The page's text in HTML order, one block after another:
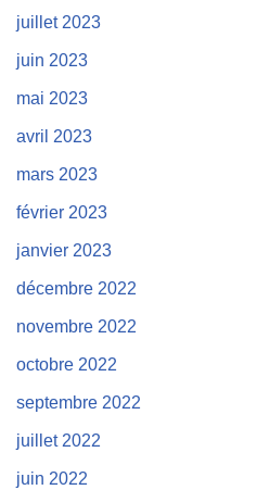
juillet 2023
juin 2023
mai 2023
avril 2023
mars 2023
février 2023
janvier 2023
décembre 2022
novembre 2022
octobre 2022
septembre 2022
juillet 2022
juin 2022